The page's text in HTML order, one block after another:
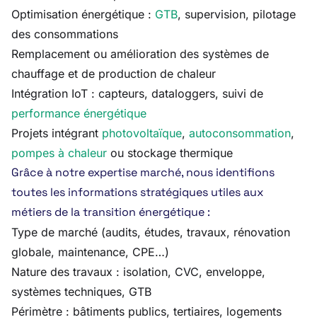
Optimisation énergétique : GTB, supervision, pilotage
des consommations
Remplacement ou amélioration des systèmes de
chauffage et de production de chaleur
Intégration IoT : capteurs, dataloggers, suivi de
performance énergétique
Projets intégrant photovoltaïque, autoconsommation,
pompes à chaleur ou stockage thermique
Grâce à notre expertise marché, nous identifions
toutes les informations stratégiques utiles aux
métiers de la transition énergétique :
Type de marché (audits, études, travaux, rénovation
globale, maintenance, CPE…)
Nature des travaux : isolation, CVC, enveloppe,
systèmes techniques, GTB
Périmètre : bâtiments publics, tertiaires, logements